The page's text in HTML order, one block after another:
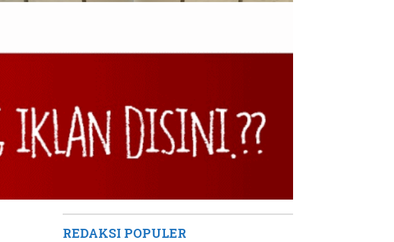
REDAKSI POPULER